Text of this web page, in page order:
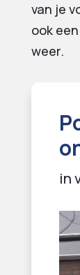
van je
ook
weer.
in